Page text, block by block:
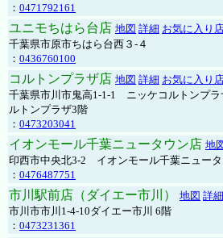
： 0471792161
ユニモちはら台店 地図 詳細 お気に入り
千葉県市原市ちはら台西３-４
： 0436760100
コルトンプラザ店 地図 詳細 お気に入り
千葉県市川市鬼高1-1-1 ニッケコルトンプ
ルトンプラザ3階
： 0473203041
イオンモール千葉ニュータウン店 地
印西市中央北3-2 イオンモール千葉ニュー
： 0476487751
市川駅前店（ダイエー市川） 地図 詳細
市川市市川1-4-10ダイエー市川 6階
： 0473231361